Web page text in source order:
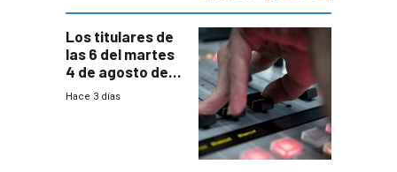
Los titulares de
las 6 del martes
4 de agosto de
2026
Hace 3 días